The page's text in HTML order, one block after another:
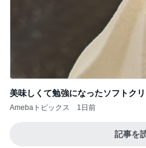
美味しくて勉強になったソフトク
Amebaトピックス 1日前
記事を